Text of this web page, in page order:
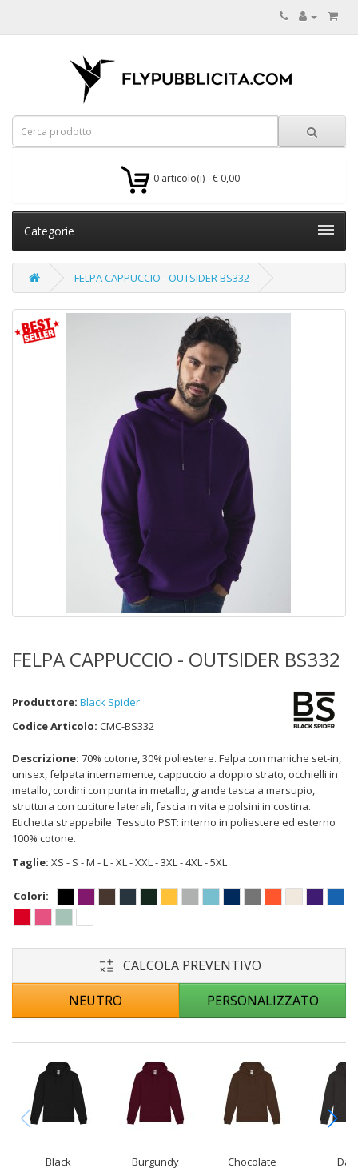
0 articolo(i) - € 0,00
Categorie
FELPA CAPPUCCIO - OUTSIDER BS332
FELPA CAPPUCCIO - OUTSIDER BS332
Produttore: Black Spider
Codice Articolo: CMC-BS332
Descrizione: 70% cotone, 30% poliestere. Felpa con maniche set-in,
unisex, felpata internamente, cappuccio a doppio strato, occhielli in
metallo, cordini con punta in metallo, grande tasca a marsupio,
struttura con cuciture laterali, fascia in vita e polsini in costina.
Etichetta strappabile. Tessuto PST: interno in poliestere ed esterno
100% cotone.
Taglie: XS - S - M - L - XL - XXL - 3XL - 4XL - 5XL
Colori:
CALCOLA PREVENTIVO
NEUTRO
PERSONALIZZATO
Black Burgundy Chocolate